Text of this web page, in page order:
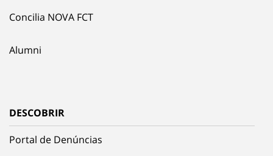
Concilia NOVA FCT
Alumni
DESCOBRIR
Portal de Denúncias